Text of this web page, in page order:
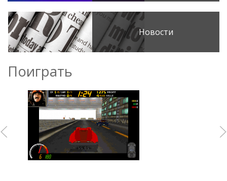
Новости
Поиграть